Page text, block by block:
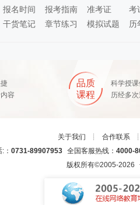
报名时间 报考指南 准考证 考
干货笔记 章节练习 模拟试题 历
容
品质
课程
科学授
历经多
关于我们 ┊ 合作联系
： 0731-89907953全国客服热线： 4000-
版权所有©2005-2026